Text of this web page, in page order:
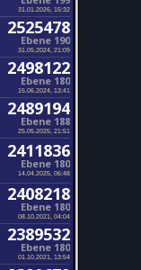
31.01.2026, 15:32
2525478
Ebene 190
31.05.2024, 21:09
2498122
Ebene 180
15.06.2024, 13:41
2489194
Ebene 188
25.05.2025, 21:51
2411836
Ebene 180
14.04.2025, 06:48
2408218
Ebene 180
08.10.2021, 04:04
2389532
Ebene 180
01.10.2021, 13:54